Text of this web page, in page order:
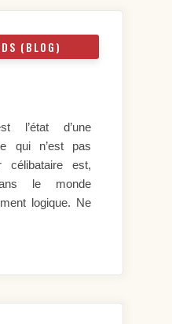
(BLOG)
l’état d’une
qui n’est pas
célibataire est,
le monde
logique. Ne